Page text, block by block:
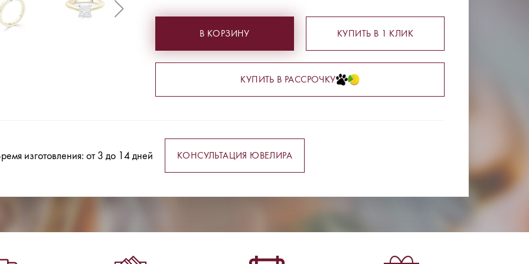
В КОРЗИНУ
КУПИТЬ В РАССРОЧКУ
КУПИТЬ В 1 КЛИК
изготовления: от 3 до 14 дней КОНСУЛЬТАЦИЯ ЮВЕЛИРА